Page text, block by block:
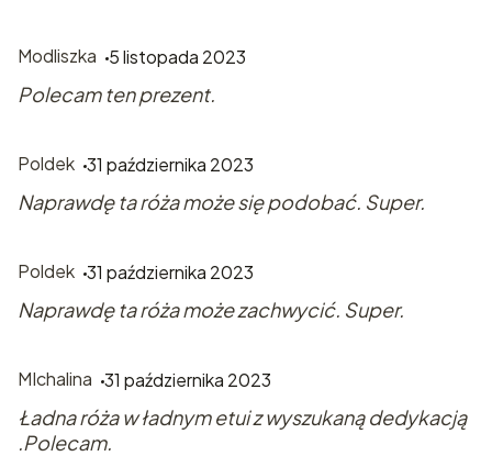
Modliszka 5 listopada 2023
Polecam ten prezent.
Poldek 31 października 2023
Naprawdę ta róża może się podobać. Super.
Poldek 31 października 2023
Naprawdę ta róża może zachwycić. Super.
MIchalina 31 października 2023
Ładna róża w ładnym etui z wyszukaną dedykacją
.Polecam.